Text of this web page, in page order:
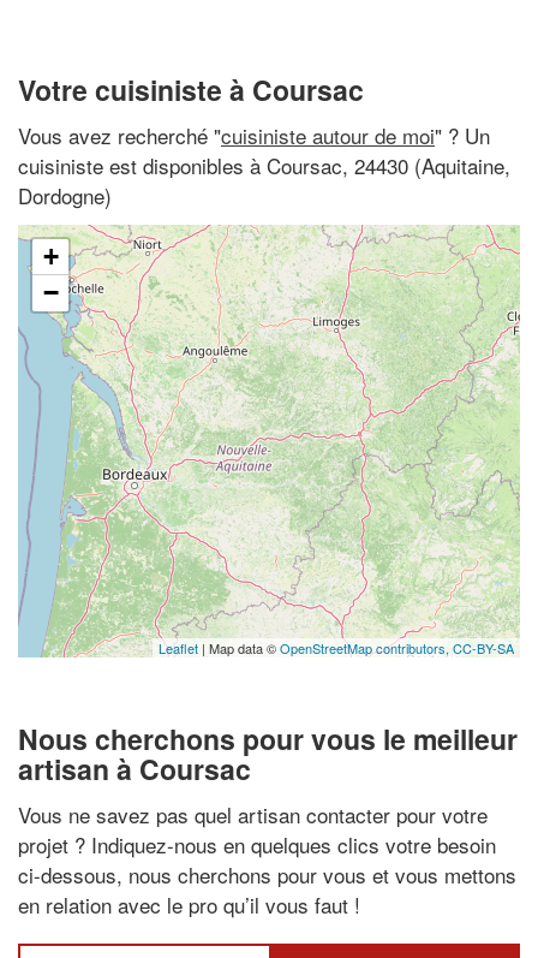
Votre cuisiniste à Coursac
Vous avez recherché "cuisiniste autour de moi" ? Un
cuisiniste est disponibles à Coursac, 24430 (Aquitaine,
Dordogne)
+
−
Leaflet | Map data ©OpenStreetMap contributors, CC-BY-SA
Nous cherchons pour vous le meilleur
artisan à Coursac
Vous ne savez pas quel artisan contacter pour votre
projet ? Indiquez-nous en quelques clics votre besoin
ci-dessous, nous cherchons pour vous et vous mettons
en relation avec le pro qu’il vous faut !